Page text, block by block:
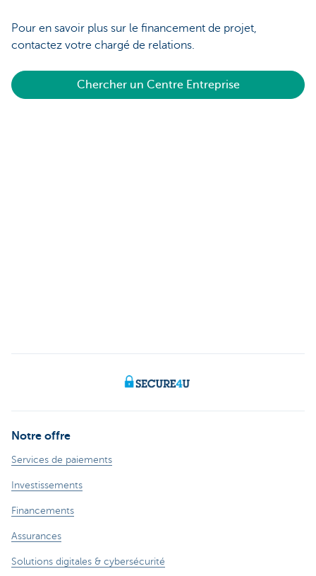
Pour en savoir plus sur le financement de projet,
contactez votre chargé de relations.
Chercher un Centre Entreprise
Notre offre
Services de paiements
Investissements
Financements
Assurances
Solutions digitales & cybersécurité